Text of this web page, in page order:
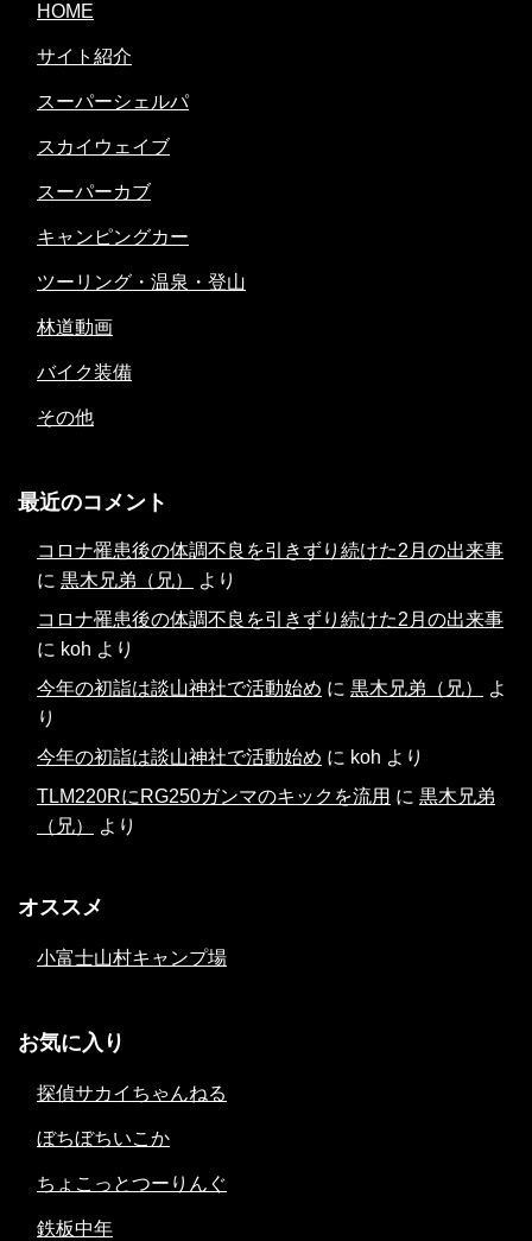
HOME
サイト紹介
スーパーシェルパ
スカイウェイブ
スーパーカブ
キャンピングカー
ツーリング・温泉・登山
林道動画
バイク装備
その他
最近のコメント
コロナ罹患後の体調不良を引きずり続けた2月の出来事
に 黒木兄弟（兄）
より
コロナ罹患後の体調不良を引きずり続けた2月の出来事
に koh より
今年の初詣は談山神社で活動始め に 黒木兄弟（兄）
よ
り
今年の初詣は談山神社で活動始め に koh より
TLM220RにRG250ガンマのキックを流用 に 黒木兄弟
（兄）
より
オススメ
小富士山村キャンプ場
お気に入り
探偵サカイちゃんねる
ぼちぼちいこか
ちょこっとつーりんぐ
鉄板中年